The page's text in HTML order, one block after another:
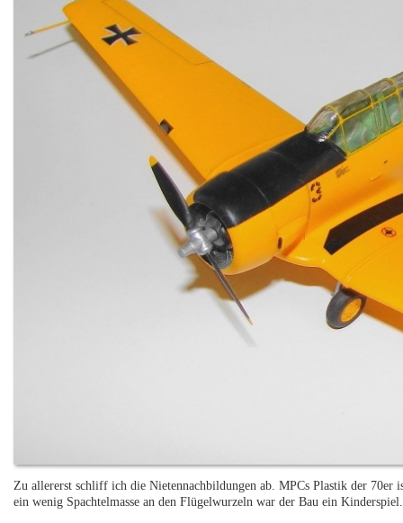
Zu allererst schliff ich die Nietennachbildungen ab. MPCs Plastik der 70er
ein wenig Spachtelmasse an den Flügelwurzeln war der Bau ein Kinderspiel.